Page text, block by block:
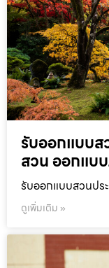
รับออกแบบส
สวน ออกแบ
รับออกแบบสวนปร
ดูเพิ่มเติม »